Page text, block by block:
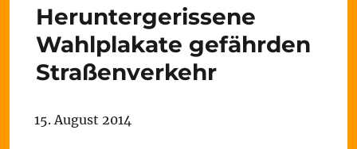
Heruntergerissene
Wahlplakate gefährden
Straßenverkehr
15. August 2014